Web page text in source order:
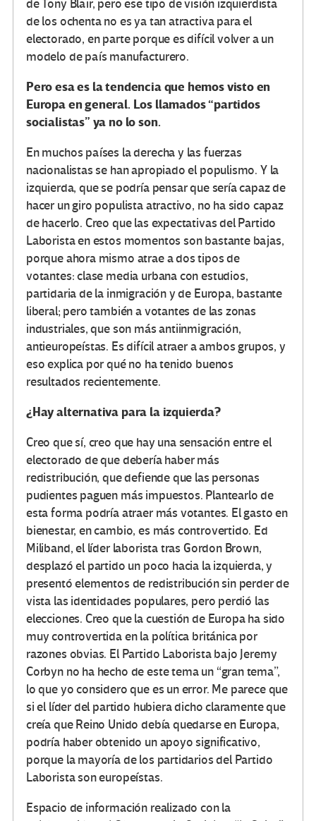
de Tony Blair, pero ese tipo de visión izquierdista
de los ochenta no es ya tan atractiva para el
electorado, en parte porque es difícil volver a un
modelo de país manufacturero.
Pero esa es la tendencia que hemos visto en
Europa en general. Los llamados “partidos
socialistas” ya no lo son.
En muchos países la derecha y las fuerzas
nacionalistas se han apropiado el populismo. Y la
izquierda, que se podría pensar que sería capaz de
hacer un giro populista atractivo, no ha sido capaz
de hacerlo. Creo que las expectativas del Partido
Laborista en estos momentos son bastante bajas,
porque ahora mismo atrae a dos tipos de
votantes: clase media urbana con estudios,
partidaria de la inmigración y de Europa, bastante
liberal; pero también a votantes de las zonas
industriales, que son más antiinmigración,
antieuropeístas. Es difícil atraer a ambos grupos, y
eso explica por qué no ha tenido buenos
resultados recientemente.
¿Hay alternativa para la izquierda?
Creo que sí, creo que hay una sensación entre el
electorado de que debería haber más
redistribución, que defiende que las personas
pudientes paguen más impuestos. Plantearlo de
esta forma podría atraer más votantes. El gasto en
bienestar, en cambio, es más controvertido. Ed
Miliband, el líder laborista tras Gordon Brown,
desplazó el partido un poco hacia la izquierda, y
presentó elementos de redistribución sin perder de
vista las identidades populares, pero perdió las
elecciones. Creo que la cuestión de Europa ha sido
muy controvertida en la política británica por
razones obvias. El Partido Laborista bajo Jeremy
Corbyn no ha hecho de este tema un “gran tema”,
lo que yo considero que es un error. Me parece que
si el líder del partido hubiera dicho claramente que
creía que Reino Unido debía quedarse en Europa,
podría haber obtenido un apoyo significativo,
porque la mayoría de los partidarios del Partido
Laborista son europeístas.
Espacio de información realizado con la